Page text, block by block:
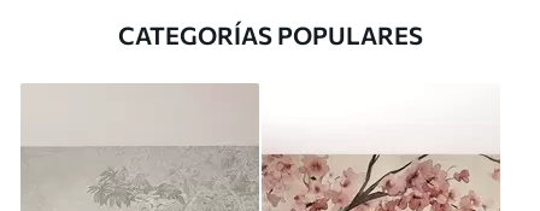
CATEGORÍAS POPULARES